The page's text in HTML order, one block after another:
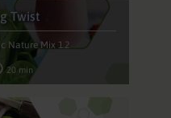
Twist
Nature Mix 1.2
20 min